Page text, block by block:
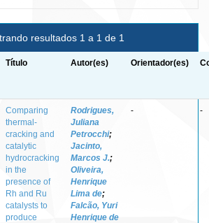
resultados 1 a 1 de 1
Título Autor(es) Orientador(es)
Comparing
thermal-
cracking and
catalytic
hydrocracking
in the
presence of
Rh and Ru
catalysts to
produce
Rodrigues,
Juliana
Petrocchi;
Jacinto,
Marcos J.;
Oliveira,
Henrique
Lima de;
Falcão, Yuri
Henrique de
- -